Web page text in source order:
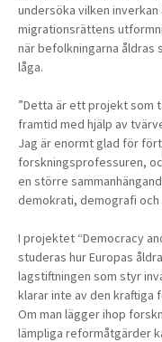
undersöka vilken
migrationsrättens
när befolkningarna
låga.
”Detta är ett projekt som
framtid med hjälp av
Jag är enormt glad för
forskningsprofessuren,
en större
demokrati, demografi och
I projektet “Democracy
studeras hur Europas
lagstiftningen som styr
klarar inte av den kraftiga
Om man lägger ihop
lämpliga reformåtgärder